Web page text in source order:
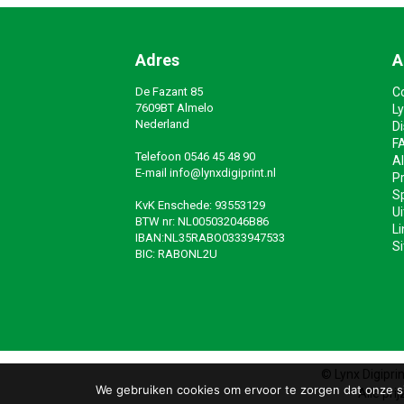
Adres
De Fazant 85
7609BT Almelo
Nederland
Telefoon 0546 45 48 90
E-mail info@lynxdigiprint.nl
KvK Enschede: 93553129
BTW nr: NL005032046B86
IBAN:NL35RABO0333947533
BIC: RABONL2U
© Lynx
Alle
We gebruiken cookies om ervoor te zorgen dat onze